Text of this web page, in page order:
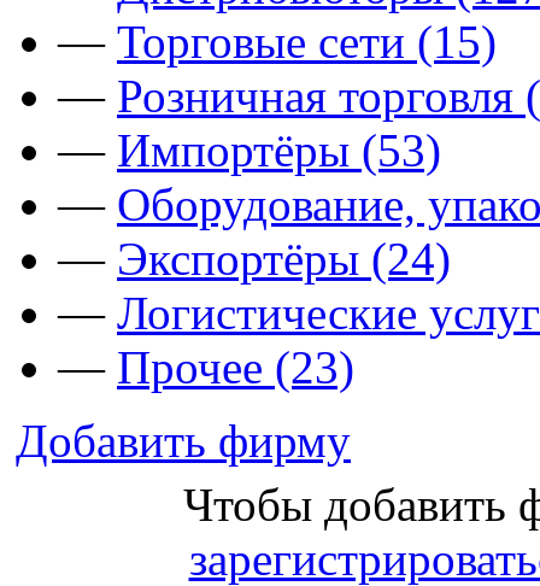
— Торговые сети (15)
— Розничная торговля
— Импортёры (53)
— Оборудование,
— Экспортёры (24)
— Логистические
— Прочее (23)
Добавить фирму
Чтобы добавить